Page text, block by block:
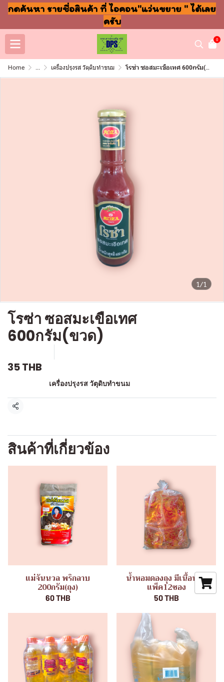
กดค้นหา รายชื่อสินค้า ที่ ไอคอน"แว่นขยาย " ได้เลย
ครับ
0
Home ... เครื่องปรุงรส วัตุดิบทำขนม โรซ่า ซอสมะเขือเทศ 600กรัม(ขวด)
1/1
โรซ่า ซอสมะเขือเทศ
600กรัม(ขวด)
35 THB
เครื่องปรุงรส วัตุดิบทำขนม
แชร์
สินค้าที่เกี่ยวข้อง
แม่จันนวล พริกลาบ
200กรัม(ถุง)
60 THB
น้ำหอมดองถุง มีเนื้อหอม
แพ็ค12ซอง
50 THB